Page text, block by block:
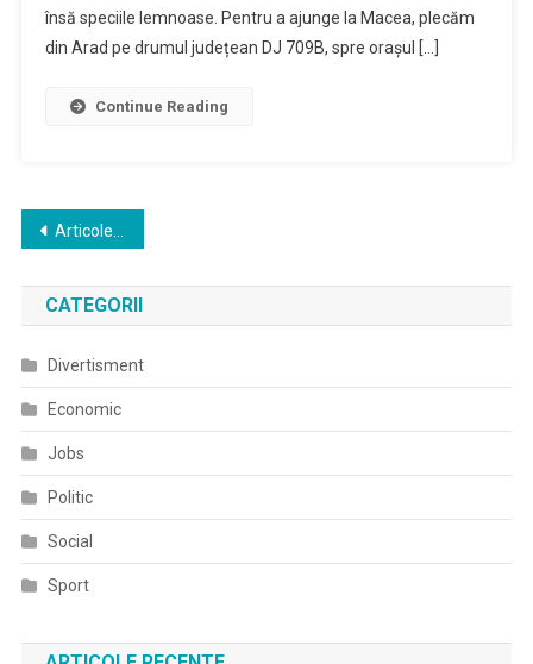
însă speciile lemnoase. Pentru a ajunge la Macea, plecăm
din Arad pe drumul județean DJ 709B, spre orașul […]
Continue Reading
Navigare
în
articole
Articole mai vechi
CATEGORII
Divertisment
Economic
Jobs
Politic
Social
Sport